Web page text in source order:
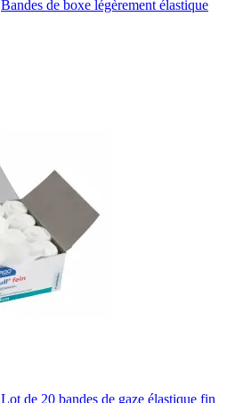
Bandes de boxe légèrement élastique
Lot de 20 bandes de gaze élastique fin